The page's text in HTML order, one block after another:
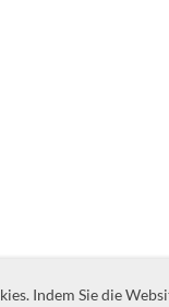
Indem Sie die